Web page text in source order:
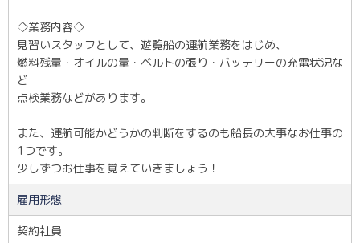
◇業務内容◇
見習いスタッフとして、遊覧船の運航業務をはじめ、
燃料残量・オイルの量・ベルトの張り・バッテリーの充電状況な
ど
点検業務などがあります。
また、運航可能かどうかの判断をするのも船長の大事なお仕事の
1つです。
少しずつお仕事を覚えていきましょう！
雇用形態
契約社員